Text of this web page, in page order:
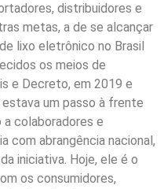
distribuidores e
metas, a de se alcançar
lixo eletrônico no Brasil
os meios de
e Decreto, em 2019 e
um passo à frente
a colaboradores e
com abrangência nacional,
iniciativa. Hoje, ele é o
os consumidores,